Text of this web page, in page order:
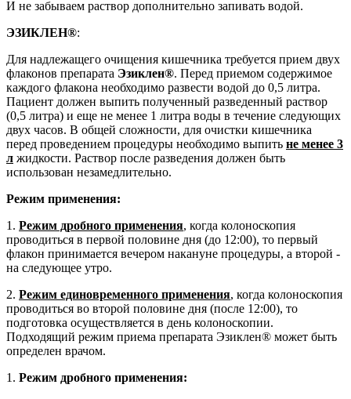
И не забываем раствор дополнительно запивать водой.
ЭЗИКЛЕН®:
Для надлежащего очищения кишечника требуется прием двух
флаконов препарата Эзиклен®. Перед приемом содержимое
каждого флакона необходимо развести водой до 0,5 литра.
Пациент должен выпить полученный разведенный раствор
(0,5 литра) и еще не менее 1 литра воды в течение следующих
двух часов. В общей сложности, для очистки кишечника
перед проведением процедуры необходимо выпить не менее 3
л жидкости. Раствор после разведения должен быть
использован незамедлительно.
Режим применения:
1. Режим дробного применения, когда колоноскопия
проводиться в первой половине дня (до 12:00), то первый
флакон принимается вечером накануне процедуры, а второй -
на следующее утро.
2. Режим единовременного применения, когда колоноскопия
проводиться во второй половине дня (после 12:00), то
подготовка осуществляется в день колоноскопии.
Подходящий режим приема препарата Эзиклен® может быть
определен врачом.
1. Режим дробного применения: